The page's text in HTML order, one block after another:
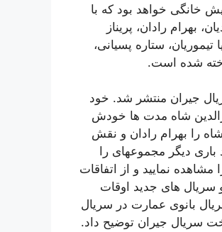
خانگی خواهد بود که با
بهرام رادان، پریناز
تیموریان، ستاره پسیانی،
شده است.
جیران منتشر شد. خود
شاه مدت ها خودش
را بهرام رادان و نقش
دیگر مجموعهای را
نمایید و از اتفاقات
سریال های جدید اوقات
بانوی عمارت در سریال
سریال جیران توضیح داد.